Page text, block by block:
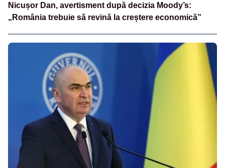
Nicușor Dan, avertisment după decizia Moody’s:
„România trebuie să revină la creștere economică”